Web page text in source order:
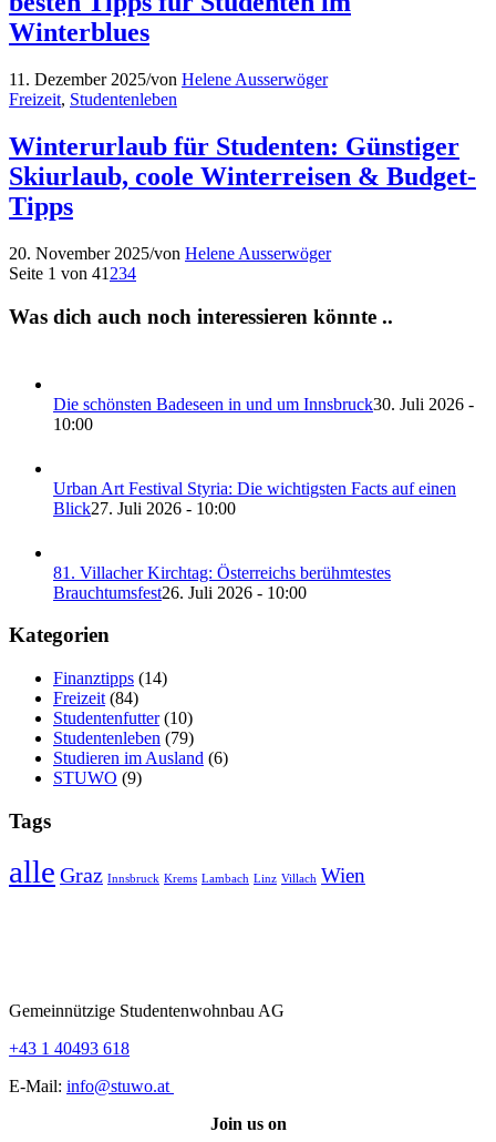
Winterblues
11. Dezember 2025/von Helene Ausserwöger
Freizeit, Studentenleben
Winterurlaub für Studenten: Günstiger
Skiurlaub, coole Winterreisen & Budget-
Tipps
20. November 2025/von Helene Ausserwöger
Seite 1 von 41 234
Was dich auch noch interessieren könnte ..
Die schönsten Badeseen in und um Innsbruck30. Juli 2026 -
10:00
Urban Art Festival Styria: Die wichtigsten Facts auf einen
Blick27. Juli 2026 - 10:00
81. Villacher Kirchtag: Österreichs berühmtestes
Brauchtumsfest26. Juli 2026 - 10:00
Kategorien
Finanztipps (14)
Freizeit (84)
Studentenfutter(10)
Studentenleben (79)
Studieren im Ausland (6)
STUWO (9)
Tags
alle Graz Innsbruck Krems Lambach Linz Villach Wien
Gemeinnützige Studentenwohnbau AG
+43 1 40493 618
E-Mail: info@stuwo.at
Join us on